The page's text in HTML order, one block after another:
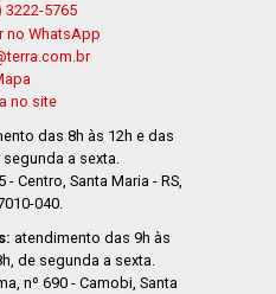
3222-5765
no WhatsApp
no site
das 8h às 12h e das
segunda a sexta.
Centro, Santa Maria - RS,
040.
atendimento das 9h às
de segunda a sexta.
nº 690 - Camobi, Santa